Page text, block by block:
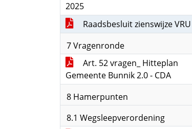
2025
Raadsbesluit zienswijze VRU
7 Vragenronde
Art. 52 vragen_ Hitteplan
Gemeente Bunnik 2.0 - CDA
8 Hamerpunten
8.1 Wegsleepverordening